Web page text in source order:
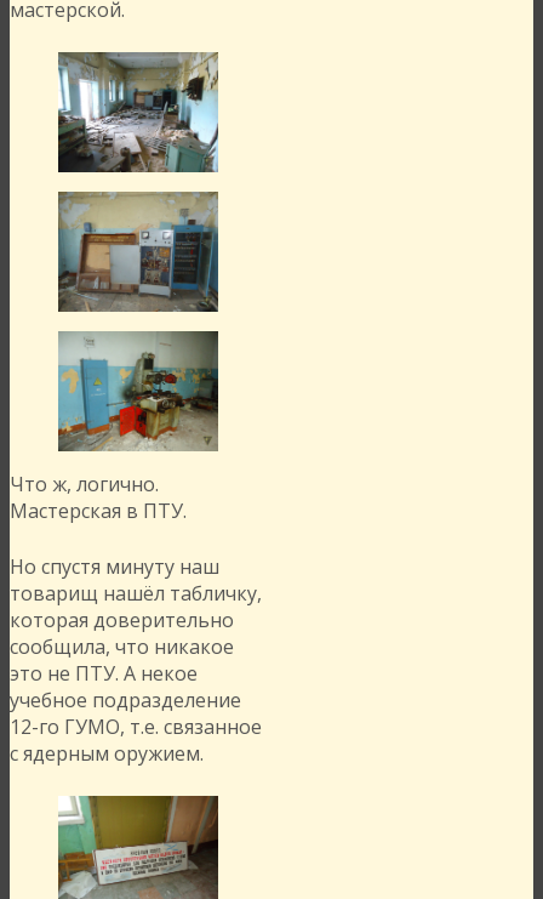
мастерской.
Что ж, логично.
Мастерская в ПТУ.
Но спустя минуту наш
товарищ нашёл табличку,
которая доверительно
сообщила, что никакое
это не ПТУ. А некое
учебное подразделение
12-го ГУМО, т.е. связанное
с ядерным оружием.